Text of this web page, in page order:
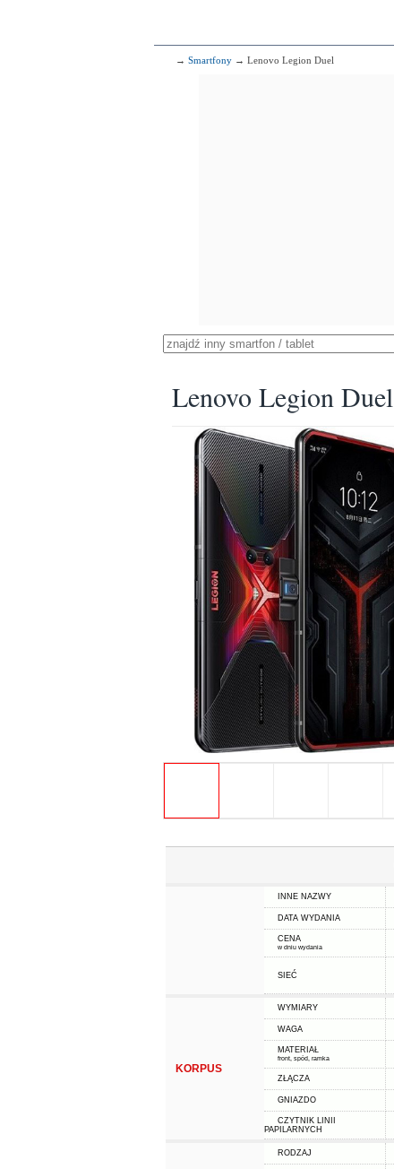
→ Smartfony → Lenovo Legion Duel
Lenovo Legion Duel
INNE NAZWY
DATA WYDANIA
CENA
w dniu wydania
SIEĆ
KORPUS
WYMIARY
WAGA
MATERIAŁ
front, spód, ramka
ZŁĄCZA
GNIAZDO
CZYTNIK LINII
PAPILARNYCH
RODZAJ